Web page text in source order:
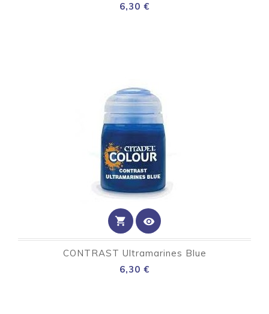
6,30 €
shopping_cart visibility
CONTRAST Ultramarines Blue
6,30 €